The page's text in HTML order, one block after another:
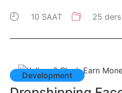
10 SAAT 25 ders
Development